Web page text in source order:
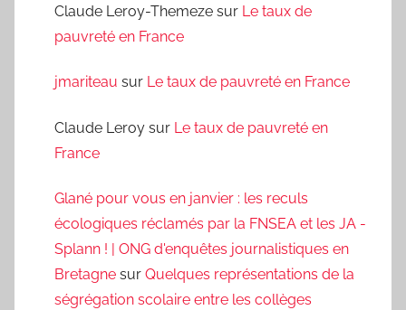
Claude Leroy-Themeze sur Le taux de
pauvreté en France
jmariteau sur Le taux de pauvreté en France
Claude Leroy sur Le taux de pauvreté en
France
Glané pour vous en janvier : les reculs
écologiques réclamés par la FNSEA et les JA -
Splann ! | ONG d'enquêtes journalistiques en
Bretagne sur Quelques représentations de la
ségrégation scolaire entre les collèges